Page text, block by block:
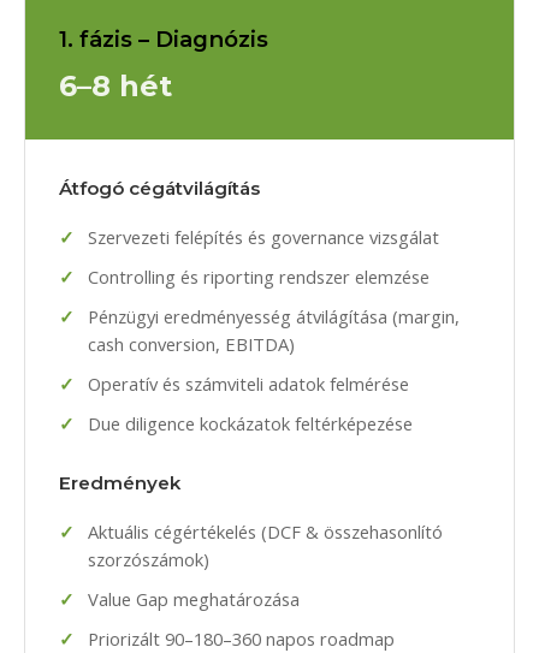
1. fázis – Diagnózis
6–8 hét
Átfogó cégátvilágítás
Szervezeti felépítés és governance vizsgálat
Controlling és riporting rendszer elemzése
Pénzügyi eredményesség átvilágítása (margin,
cash conversion, EBITDA)
Operatív és számviteli adatok felmérése
Due diligence kockázatok feltérképezése
Eredmények
Aktuális cégértékelés (DCF & összehasonlító
szorzószámok)
Value Gap meghatározása
Priorizált 90–180–360 napos roadmap